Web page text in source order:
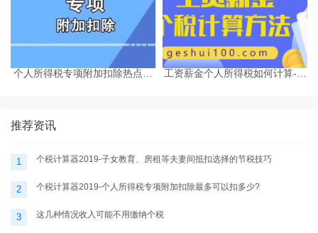
个人所得税专项附加扣除热点问
工资薪金个人所得税如何计算-个
推荐资讯
1 个税计算器2019-子女教育、房租等夫妻间抵扣选择的节税技巧
2 个税计算器2019-个人所得税专项附加扣除最多可以扣多少?
3 这几种情况收入可能不用缴纳个税